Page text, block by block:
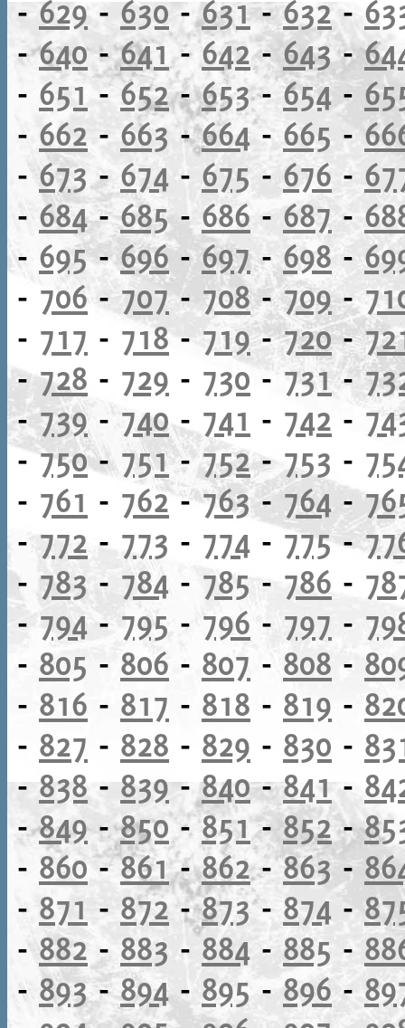
-629-630-631-632-
-640-641-642-643-
- 651 -652-653-654-
- 662- 663 -664-665 -
-673-674 - 675 - 676 -
- 684-685-686 - 687 -
- 695-696-697- 698-
- 706 -707- 708-709-
- 717 - 718-719-720-
-728 - 729 - 730- 731-
-739- 740- 741 - 742 -
-750-751-752- 753 -
- 761 - 762-763-764 -
-772 - 773 - 774 - 775-
- 783-784 - 785- 786 -
-794-795 - 796 - 797 -
- 805 - 806 - 807 - 808 -
- 816 - 817 - 818 - 819 -
- 827 - 828 - 829 - 830 -
-838 -839-840-841-
-849-850-851-852-
- 860-861-862-863-
- 871 - 872-873- 874 -
- 882 -883 -884 - 885 -
- 893-894-895 - 896 -